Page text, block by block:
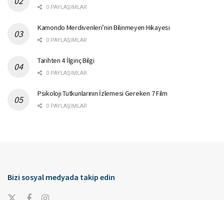
0 PAYLAŞIMLAR
Kamondo Merdivenleri’nin Bilinmeyen Hikayesi
0 PAYLAŞIMLAR
Tarihten 4 İlginç Bilgi
0 PAYLAŞIMLAR
Psikoloji Tutkunlarının İzlemesi Gereken 7 Film
0 PAYLAŞIMLAR
Bizi sosyal medyada takip edin